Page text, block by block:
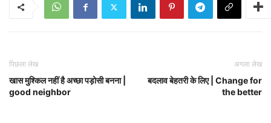
पिछला लेख
खास मुश्किल नहीं है अच्छा पड़ोसी बनना |
good neighbor
अगला लेख
बदलाव बेहतरी के लिए | Change for
the better